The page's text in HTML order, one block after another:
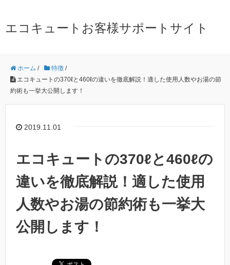
エコキュートお客様サポートサイト
ホーム / 特徴 /
エコキュートの370ℓと460ℓの違いを徹底解説！適した使用人数やお湯の節
約術も一挙大公開します！
2019.11.01
エコキュートの370ℓと460ℓの
違いを徹底解説！適した使用
人数やお湯の節約術も一挙大
公開します！